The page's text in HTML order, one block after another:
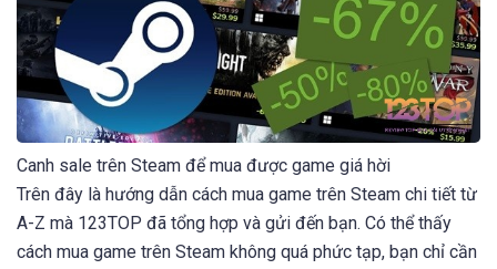
Canh sale trên Steam để mua được game giá hời
Trên đây là hướng dẫn cách mua game trên Steam chi tiết từ
A-Z mà 123TOP đã tổng hợp và gửi đến bạn. Có thể thấy
cách mua game trên Steam không quá phức tạp, bạn chỉ cần